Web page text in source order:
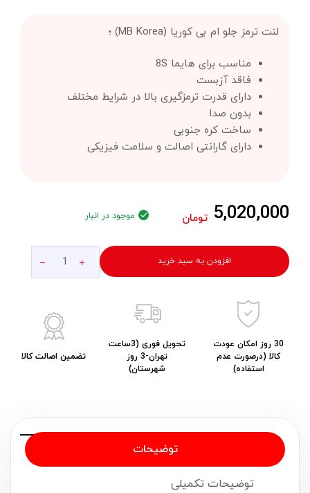
لنت ترمز جلو ام بی کوریا (MB Korea) ؛
مناسب برای هایما 8S
فاقد آزبست
دارای قدرت ترمزگیری بالا در شرایط مختلف
بدون صدا
ساخت کره جنوبی
دارای گارانتی اصالت و سلامت فیزیکی
5,020,000 تومان موجود در انبار
افزودن به سبد خرید
30 روز امکان عودت
کالا (درصورت عدم
استفاده)
تحویل فوری (3ساعت
تهران-3 روز
شهرستان)
تضمین اصالت کالا
توضیحات
توضیحات تکمیلی